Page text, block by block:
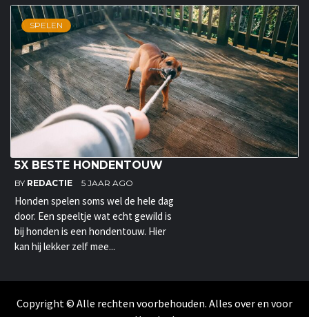
SPELEN
5X BESTE HONDENTOUW
BY REDACTIE 5 JAAR AGO
Honden spelen soms wel de hele dag
door. Een speeltje wat echt gewild is
bij honden is een hondentouw. Hier
kan hij lekker zelf mee...
Copyright © Alle rechten voorbehouden. Alles over en voor